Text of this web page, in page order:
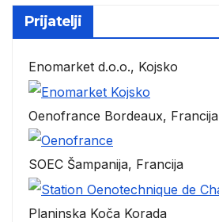
Prijatelji
Enomarket d.o.o., Kojsko
Oenofrance Bordeaux, Francija
SOEC Šampanija, Francija
Planinska Koča Korada